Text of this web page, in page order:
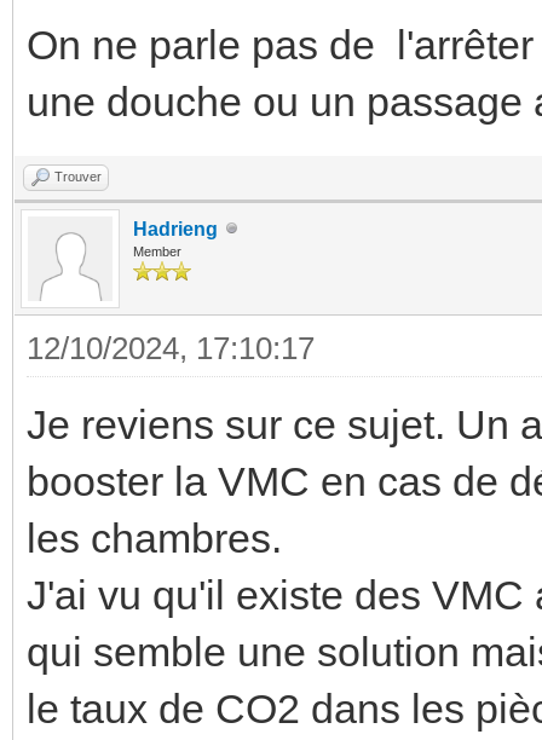
On ne parle pas de
une douche ou un passage
Trouver
Hadrieng
Member
12/10/2024, 17:10:17
Je reviens sur ce sujet. Un
booster la VMC en cas de
les chambres.
J'ai vu qu'il existe des
qui semble une solution
le taux de CO2 dans les